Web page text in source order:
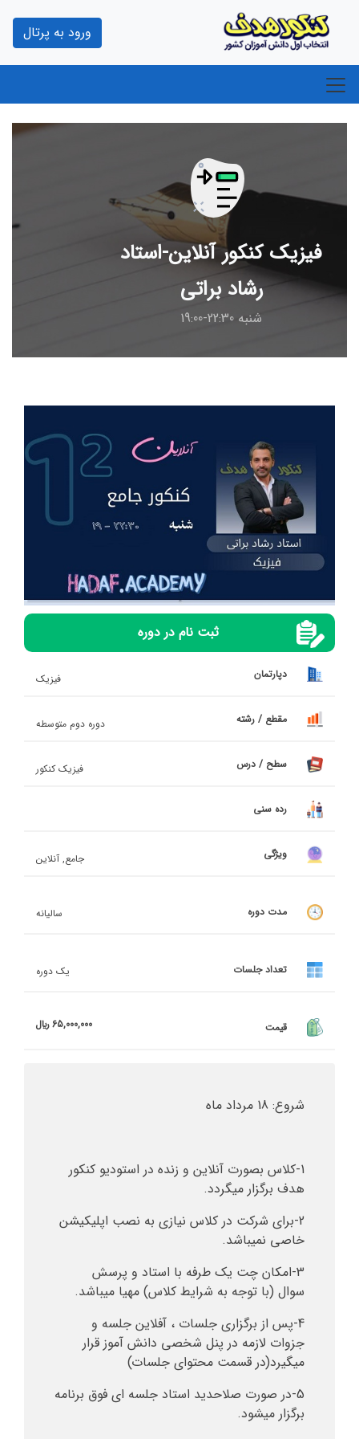
ورود به پرتال
فیزیک کنکور آنلاین-استاد
رشاد براتی
شنبه 22:30-19:00
ثبت نام در دوره
دپارتمان فیزیک
مقطع / رشته دوره دوم متوسطه
سطح / درس فیزیک کنکور
رده سنی
ویژگی جامع, آنلاین
مدت دوره سالیانه
تعداد جلسات یک دوره
قیمت 65,000,000 ريال
شروع: 18 مرداد ماه
1-کلاس بصورت آنلاین و زنده در استودیو کنکور
هدف برگزار میگردد.
2-برای شرکت در کلاس نیازی به نصب اپلیکیشن
خاصی نمیباشد.
3-امکان چت یک طرفه با استاد و پرسش
سوال (با توجه به شرایط کلاس) مهیا میباشد.
4-پس از برگزاری جلسات ، آفلاین جلسه و
جزوات لازمه در پنل شخصی دانش آموز قرار
میگیرد(در قسمت محتوای جلسات)
5-در صورت صلاحدید استاد جلسه ای فوق برنامه
برگزار میشود.